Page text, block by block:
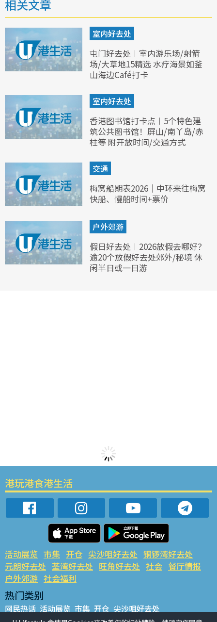
相关文章
室内好去处
屯门好去处︱室内游乐场/射箭
场/大草地15精选 水疗海景如釜
山海边Café打卡
室内好去处
香港图书馆打卡点︱5个特色建
筑公共图书馆！屏山/南丫岛/赤
柱等 附开放时间/交通方式
交通
梅窝船期表2026｜中环来往梅窝
快船、慢船时间+票价
户外郊游
假日好去处︱2026放假去哪好？
逾20个放假好去处郊外/秘境 休
闲半日或一日游
港玩港食港生活
活动展览 市集 开仓 尖沙咀好去处 铜锣湾好去处
元朗好去处 荃湾好去处 旺角好去处 社会 餐厅情报
户外郊游 社会福利
热门类别
网民热话 活动展览 市集 开仓 尖沙咀好去处